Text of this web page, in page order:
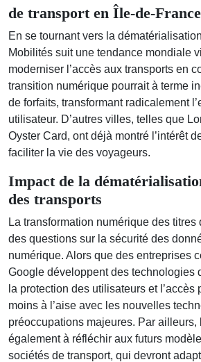
de transport en Île-de-France
En se tournant vers la
Mobilités suit une tendance mondiale
moderniser l’accès aux transports en
transition numérique pourrait à terme
de forfaits, transformant radicalement
utilisateur. D’autres villes, telles que
Oyster Card, ont déjà montré l’intérêt
faciliter la vie des voyageurs.
Impact de la
des transports
La transformation numérique des
des questions sur la sécurité des
numérique. Alors que des entreprises
Google développent des technologies
la protection des utilisateurs et l’accès
moins à l’aise avec les nouvelles
préoccupations majeures. Par ailleurs,
également à réfléchir aux futurs
sociétés de transport, qui devront